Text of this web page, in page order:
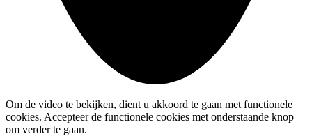
Om de video te bekijken, dient u akkoord te gaan met functionele
cookies. Accepteer de functionele cookies met onderstaande knop
om verder te gaan.